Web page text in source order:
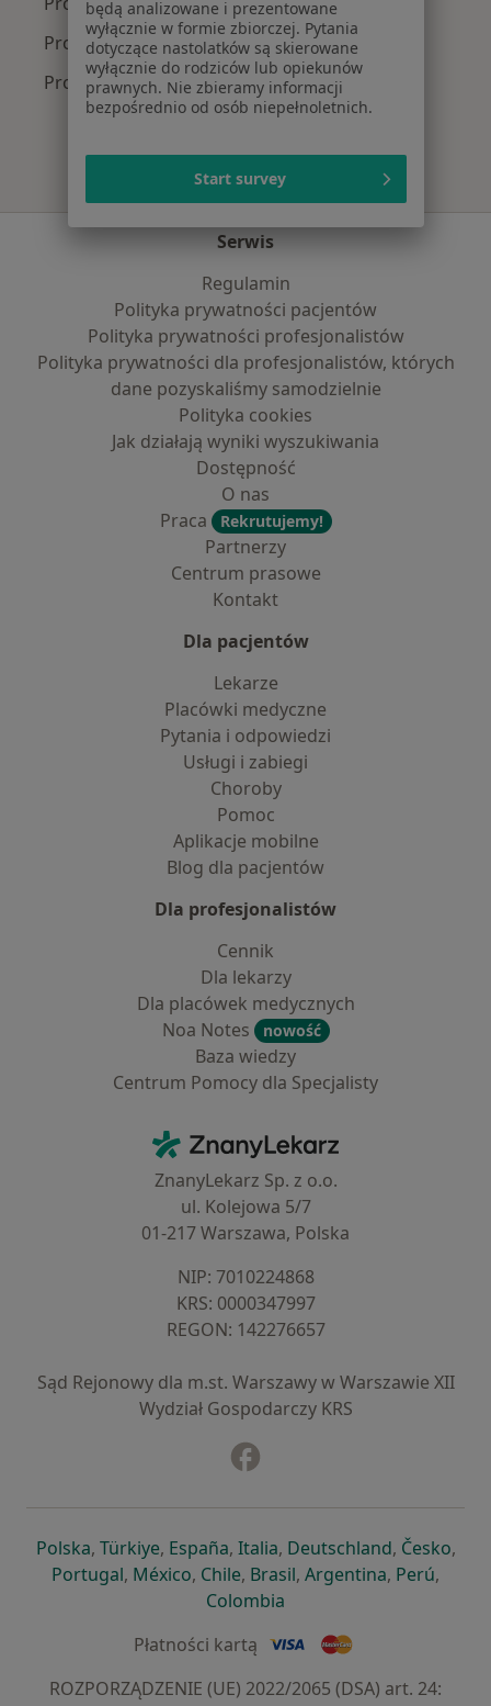
Proktolodzy z LUX MED w Katowicach
Proktolodzy z Medicover w Katowicach
Serwis
Regulamin
Polityka prywatności pacjentów
Polityka prywatności profesjonalistów
Polityka prywatności dla profesjonalistów, których
dane pozyskaliśmy samodzielnie
Polityka cookies
Jak działają wyniki wyszukiwania
Dostępność
O nas
Praca
Rekrutujemy!
Partnerzy
Centrum prasowe
Kontakt
Dla pacjentów
Lekarze
Placówki medyczne
Pytania i odpowiedzi
Usługi i zabiegi
Choroby
Pomoc
Aplikacje mobilne
Blog dla pacjentów
Dla profesjonalistów
Cennik
Dla lekarzy
Dla placówek medycznych
Noa Notes
nowość
Baza wiedzy
Centrum Pomocy dla Specjalisty
ZnanyLekarz - Strona główna
ZnanyLekarz Sp. z o.o.
ul. Kolejowa 5/7
01-217 Warszawa, Polska
NIP: ⁠7010224868
KRS: ⁠0000347997
REGON: ⁠142276657
Sąd Rejonowy dla m.st. Warszawy w Warszawie XII
Wydział Gospodarczy KRS
Polskaotwiera się w nowej karcie
, Türkiyeotwiera się w nowej karcie
, Españaotwiera się w nowej karcie
, Italiaotwiera się w nowej
, Deutschlandotwiera się
, Česko,
Portugalotwiera się w nowej karcie
, Méxicootwiera się w nowej karcie
, Chileotwiera się w nowej karcie
, Brasilotwiera się w nowej
, Argentinaotwiera się
, Perú,
Colombia
Płatności kartą
ROZPORZĄDZENIE (UE) 2022/2065 (DSA) art. 24:
będą analizowane i prezentowane
wyłącznie w formie zbiorczej. Pytania
dotyczące nastolatków są skierowane
wyłącznie do rodziców lub opiekunów
prawnych. Nie zbieramy informacji
bezpośrednio od osób niepełnoletnich.
Start survey